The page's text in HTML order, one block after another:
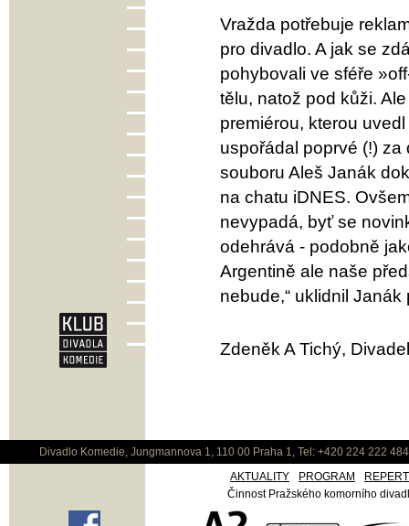
Vražda potřebuje
pro divadlo. A jak se
pohybovali ve sféře
tělu, natož pod kůži.
premiérou, kterou
uspořádal poprvé (!)
souboru Aleš Janák
na chatu iDNES.
nevypadá, byť se
odehrává - podobně
Argentině ale naše
nebude,“ uklidnil
Zdeněk A Tichý,
Divadlo Komedie, Jungmannova 1, 110 00 Praha 1, Tel: +420 224 222
AKTUALITY
PROGRAM
Činnost Pražského komorního